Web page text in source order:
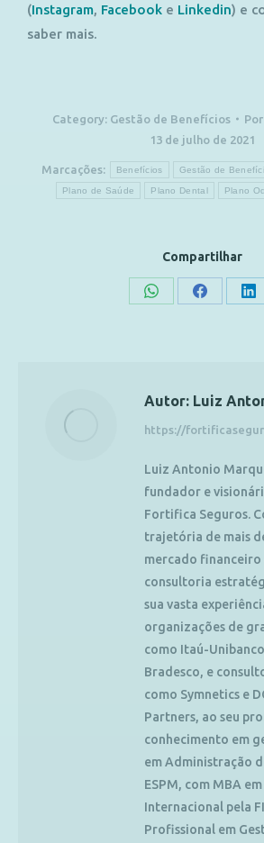
(Instagram, Facebook e Linkedin) e
saber mais.
Category: Gestão de Benefícios Por
13 de julho de 2021
Marcações: Benefícios Gestão de
Plano de Saúde Plano Dental Plano
Compartilhar
Autor: Luiz
https://
Luiz Antonio
fundador e
Fortifica Seguros.
trajetória de mais
mercado financeiro
consultoria
sua vasta
organizações de
como Itaú-
Bradesco, e
como Symnetics e
Partners, ao seu
conhecimento em
em Administração
ESPM, com MBA
Internacional pela
Profissional em